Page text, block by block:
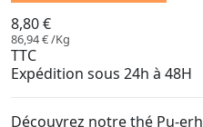
8,80 €
86,94 € /Kg
TTC
Expédition sous 24h à 48H
Découvrez notre thé Pu-erh